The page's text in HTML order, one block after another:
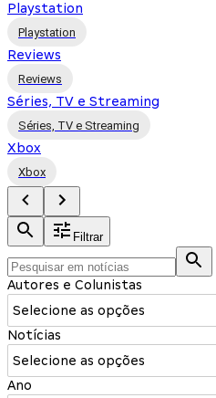
Playstation
Playstation
Reviews
Reviews
Séries, TV e Streaming
Séries, TV e Streaming
Xbox
Xbox
Filtrar
Autores e Colunistas
Selecione as opções
Notícias
Selecione as opções
Ano